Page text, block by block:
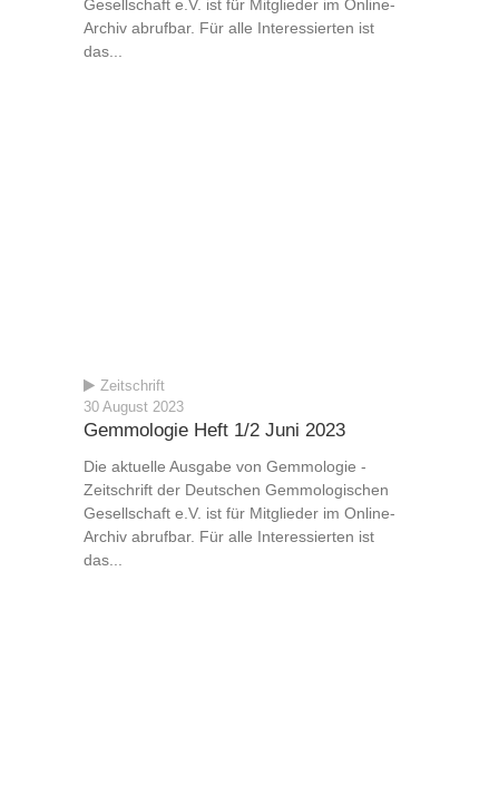
Gesellschaft e.V. ist für Mitglieder im Online-
Archiv abrufbar. Für alle Interessierten ist
das...
Zeitschrift
30 August 2023
Gemmologie Heft 1/2 Juni 2023
Die aktuelle Ausgabe von Gemmologie -
Zeitschrift der Deutschen Gemmologischen
Gesellschaft e.V. ist für Mitglieder im Online-
Archiv abrufbar. Für alle Interessierten ist
das...